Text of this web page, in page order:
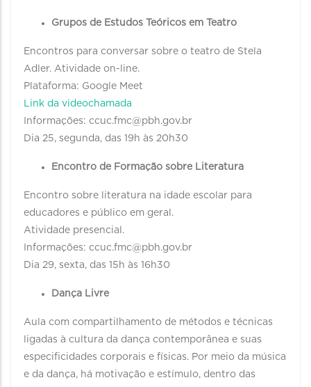
Grupos de Estudos Teóricos em Teatro
Encontros para conversar sobre o teatro de Stela
Adler. Atividade on-line.
Plataforma: Google Meet
Link da videochamada
Informações: ccuc.fmc@pbh.gov.br
Dia 25, segunda, das 19h às 20h30
Encontro de Formação sobre Literatura
Encontro sobre literatura na idade escolar para
educadores e público em geral.
Atividade presencial.
Informações: ccuc.fmc@pbh.gov.br
Dia 29, sexta, das 15h às 16h30
Dança Livre
Aula com compartilhamento de métodos e técnicas
ligadas à cultura da dança contemporânea e suas
especificidades corporais e físicas. Por meio da música
e da dança, há motivação e estímulo, dentro das